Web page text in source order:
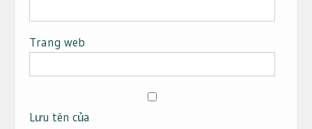
Trang web
Lưu tên của